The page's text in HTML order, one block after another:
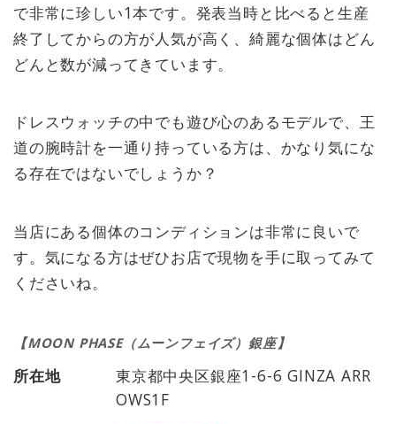
で非常に珍しい1本です。発表当時と比べると生産
終了してからの方が人気が高く、綺麗な個体はどん
どんと数が減ってきています。
ドレスウォッチの中でも遊び心のあるモデルで、王
道の腕時計を一通り持っている方は、かなり気にな
る存在ではないでしょうか？
当店にある個体のコンディションは非常に良いで
す。気になる方はぜひお店で現物を手に取ってみて
くださいね。
所在地
東京都中央区銀座1-6-6 GINZA ARR
OWS1F
【MOON PHASE（ムーンフェイズ）銀座】